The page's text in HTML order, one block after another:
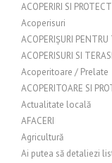
ACOPERIRI SI
Acoperisuri
ACOPERIȘURI PENTRU
ACOPERISURI SI
Acoperitoare / Prelate
ACOPERITOARE SI
Actualitate locală
AFACERI
Agricultură
Ai putea să detaliezi